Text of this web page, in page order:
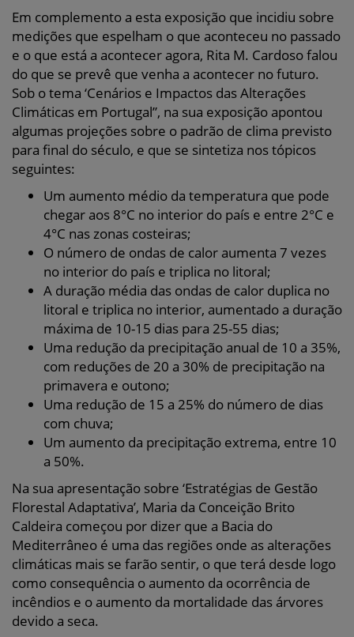
Em complemento a esta exposição que incidiu sobre
medições que espelham o que aconteceu no passado
e o que está a acontecer agora, Rita M. Cardoso falou
do que se prevê que venha a acontecer no futuro.
Sob o tema ‘Cenários e Impactos das Alterações
Climáticas em Portugal”, na sua exposição apontou
algumas projeções sobre o padrão de clima previsto
para final do século, e que se sintetiza nos tópicos
seguintes:
Um aumento médio da temperatura que pode
chegar aos 8°C no interior do país e entre 2°C e
4°C nas zonas costeiras;
O número de ondas de calor aumenta 7 vezes
no interior do país e triplica no litoral;
A duração média das ondas de calor duplica no
litoral e triplica no interior, aumentado a duração
máxima de 10-15 dias para 25-55 dias;
Uma redução da precipitação anual de 10 a 35%,
com reduções de 20 a 30% de precipitação na
primavera e outono;
Uma redução de 15 a 25% do número de dias
com chuva;
Um aumento da precipitação extrema, entre 10
a 50%.
Na sua apresentação sobre ‘Estratégias de Gestão
Florestal Adaptativa’, Maria da Conceição Brito
Caldeira começou por dizer que a Bacia do
Mediterrâneo é uma das regiões onde as alterações
climáticas mais se farão sentir, o que terá desde logo
como consequência o aumento da ocorrência de
incêndios e o aumento da mortalidade das árvores
devido a seca.